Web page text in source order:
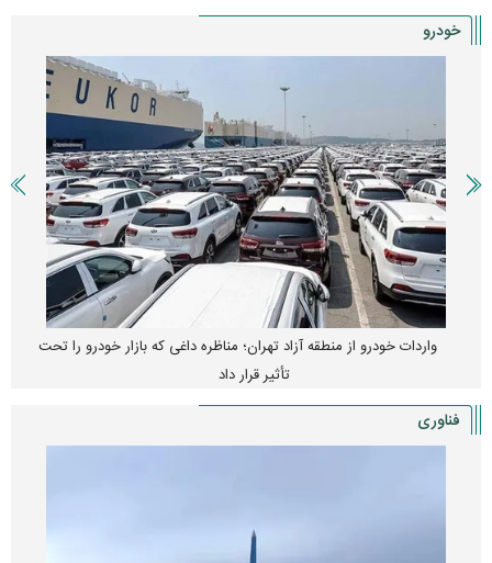
خودرو
واردات خودرو از منطقه آزاد تهران؛ مناظره داغی که بازار خودرو را تحت
تأثیر قرار داد
فناوری